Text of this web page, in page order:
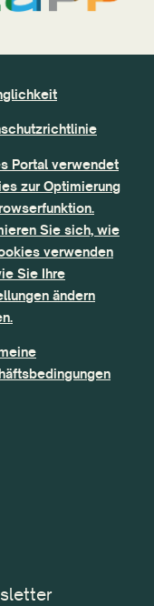
Portal verwendet
zur Optimierung
Sie sich, wie
verwenden
Sie Ihre
ändern